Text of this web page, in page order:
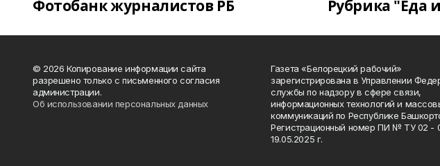
Фотобанк журналистов РБ Рубрика "Еда
© 2026 Копирование информации сайта
разрешено только с письменного согласия
администрации.
Об использовании персональных данных
Газета «Белорецкий рабочий»
зарегистрирована в Управлении
службы по надзору в сфере связи,
информационных технологий и
коммуникаций по Республике
Регистрационный номер ПИ № ТУ 02 -
19.05.2025 г.